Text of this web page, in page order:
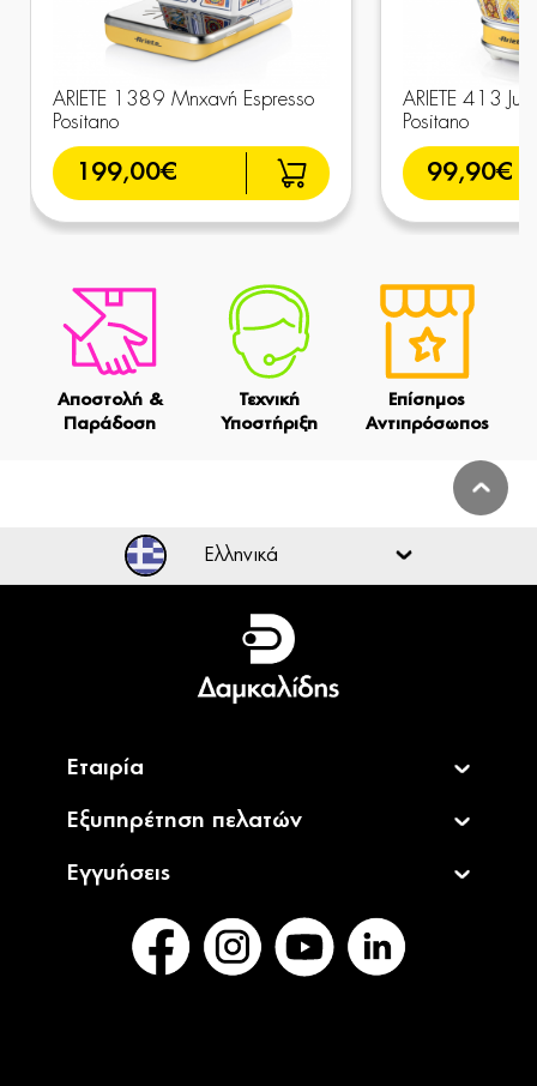
ARIETE 1389 Μηχανή Espresso
Positano
199,00€
ARIETE 413
Positano
99,90€
Αποστολή &
Παράδοση
Τεχνική
Υποστήριξη
Επίσημος
Αντιπρόσωπος
Ελληνικά
Ελληνικά
English
Εταιρία
Εξυπηρέτηση πελατών
Εγγυήσεις